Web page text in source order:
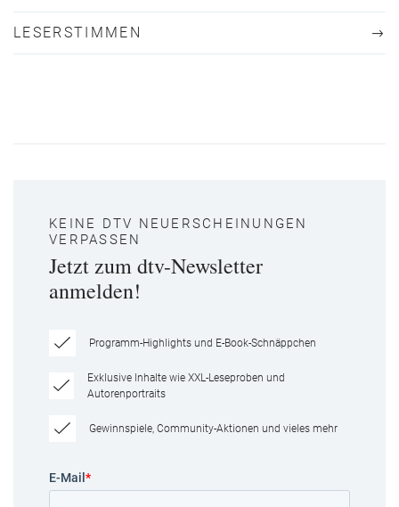
LESERSTIMMEN
KEINE DTV NEUERSCHEINUNGEN
VERPASSEN
Jetzt zum dtv-Newsletter
anmelden!
Programm-Highlights und E-Book-Schnäppchen
Exklusive Inhalte wie XXL-Leseproben und
Autorenportraits
Gewinnspiele, Community-Aktionen und vieles mehr
E-Mail *